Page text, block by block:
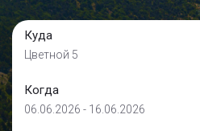
Куда
Цветной 5
Когда
06.06.2026 - 16.06.2026